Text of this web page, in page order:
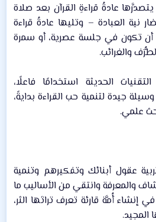
عادةُ قراءةِ القرآن بعد صلاة
نية العبادة – وتليها عادةُ قراءة
تكون في جلسة عصرية، أو سمرة
والغرائب.​
الحديثة استخدامًا فاعلًا،
جيدة لتنمية حب القراءة بدايةً،
علمي.​
عقول أبنائك وتفكيرهم وتنمية
والمعرفة وانتقي من الأساليب ما
أُمَّة قارئة تعرف تراثها الثر،
المجيد.​